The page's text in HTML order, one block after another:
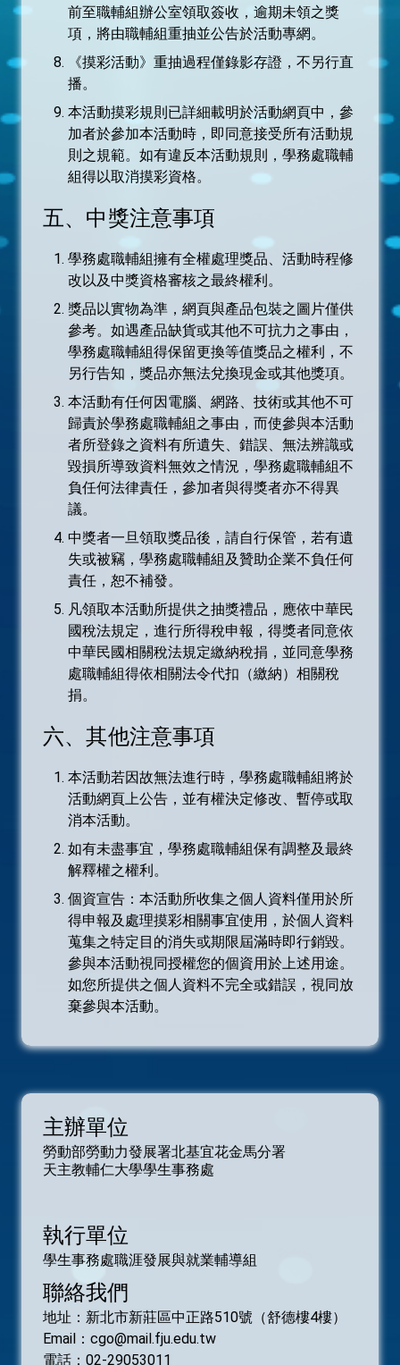
前至職輔組辦公室領取簽收，逾期未領之獎
項，將由職輔組重抽並公告於活動專網。
《摸彩活動》重抽過程僅錄影存證，不另行直
播。
本活動摸彩規則已詳細載明於活動網頁中，參
加者於參加本活動時，即同意接受所有活動規
則之規範。如有違反本活動規則，學務處職輔
組得以取消摸彩資格。
五、中獎注意事項
學務處職輔組擁有全權處理獎品、活動時程修
改以及中獎資格審核之最終權利。
獎品以實物為準，網頁與產品包裝之圖片僅供
參考。如遇產品缺貨或其他不可抗力之事由，
學務處職輔組得保留更換等值獎品之權利，不
另行告知，獎品亦無法兌換現金或其他獎項。
本活動有任何因電腦、網路、技術或其他不可
歸責於學務處職輔組之事由，而使參與本活動
者所登錄之資料有所遺失、錯誤、無法辨識或
毀損所導致資料無效之情況，學務處職輔組不
負任何法律責任，參加者與得獎者亦不得異
議。
中獎者一旦領取獎品後，請自行保管，若有遺
失或被竊，學務處職輔組及贊助企業不負任何
責任，恕不補發。
凡領取本活動所提供之抽獎禮品，應依中華民
國稅法規定，進行所得稅申報，得獎者同意依
中華民國相關稅法規定繳納稅捐，並同意學務
處職輔組得依相關法令代扣（繳納）相關稅
捐。
六、其他注意事項
本活動若因故無法進行時，學務處職輔組將於
活動網頁上公告，並有權決定修改、暫停或取
消本活動。
如有未盡事宜，學務處職輔組保有調整及最終
解釋權之權利。
個資宣告：本活動所收集之個人資料僅用於所
得申報及處理摸彩相關事宜使用，於個人資料
蒐集之特定目的消失或期限屆滿時即行銷毀。
參與本活動視同授權您的個資用於上述用途。
如您所提供之個人資料不完全或錯誤，視同放
棄參與本活動。
主辦單位
勞動部勞動力發展署北基宜花金馬分署
天主教輔仁大學學生事務處
執行單位
學生事務處職涯發展與就業輔導組
聯絡我們
地址：新北市新莊區中正路510號（舒德樓4樓）
Email：cgo@mail.fju.edu.tw
電話：02-29053011